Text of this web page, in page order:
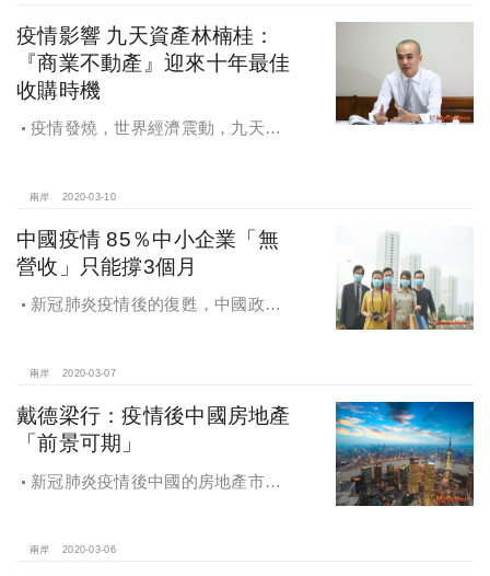
疫情影響 九天資產林楠桂：
『商業不動產』迎來十年最佳
收購時機
疫情發燒，世界經濟震動，九天資
兩岸 2020-03-10
中國疫情 85％中小企業「無
營收」只能撐3個月
新冠肺炎疫情後的復甦，中國政府
兩岸 2020-03-07
戴德梁行：疫情後中國房地產
「前景可期」
新冠肺炎疫情後中國的房地產市
兩岸 2020-03-06